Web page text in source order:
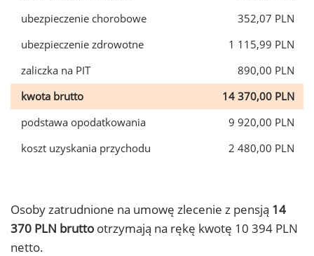
ubezpieczenie chorobowe
352,07 PLN
ubezpieczenie zdrowotne
1 115,99 PLN
zaliczka na PIT
890,00 PLN
kwota brutto
14 370,00 PLN
podstawa opodatkowania
9 920,00 PLN
koszt uzyskania przychodu
2 480,00 PLN
Osoby zatrudnione na umowę zlecenie z pensją 14
370 PLN brutto otrzymają na rękę kwotę 10 394 PLN
netto.